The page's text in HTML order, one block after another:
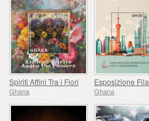
Spiriti Affini Tra i Fiori
Ghana Ghana